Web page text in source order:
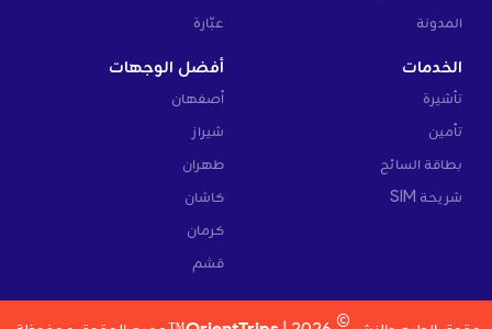
المدونة
عبّارة
الخدمات
تأشيرة
تأمين
بطاقة السائح
شريحة SIM
أفضل الوجهات
أصفهان
شيراز
طهران
كاشان
كرمان
قشم